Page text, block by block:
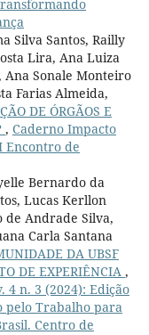
Silva Santos, Railly
Lira, Ana Luiza
Ana Sonale Monteiro
Farias Almeida,
DE ÓRGÃOS E
, Caderno Impacto
Encontro de
Bernardo da
Lucas Kerllon
de Andrade Silva,
Carla Santana
DA UBSF
DE EXPERIÊNCIA ,
4 n. 3 (2024): Edição
pelo Trabalho para
Centro de